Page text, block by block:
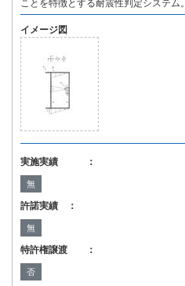
ことを特徴とする耐震性判定システム。
イメージ図
実施実績 ：
無
許諾実績 ：
無
特許権譲渡 ：
否